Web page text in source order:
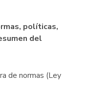
políticas,
del
de normas (Ley